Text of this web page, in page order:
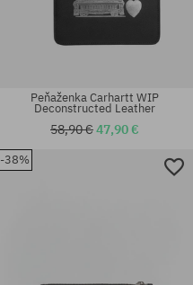
Peňaženka Carhartt WIP
Deconstructed Leather
58,90 €47,90 €
-38%